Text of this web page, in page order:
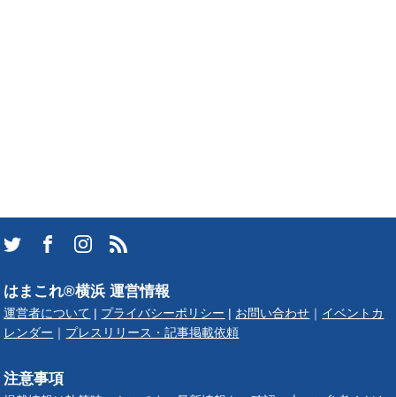
はまこれ®横浜 運営情報
運営者について プライバシーポリシー お問い合わせ
イベントカ
レンダー
プレスリリース・記事掲載依頼
注意事項